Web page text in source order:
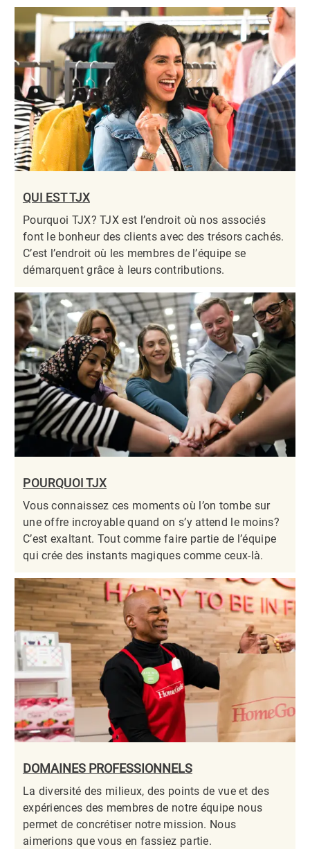
QUI EST TJX
Pourquoi TJX? TJX est l’endroit où nos associés
font le bonheur des clients avec des trésors cachés.
C’est l’endroit où les membres de l’équipe se
démarquent grâce à leurs contributions.​​​​​​​
POURQUOI TJX
Vous connaissez ces moments où l’on tombe sur
une offre incroyable quand on s’y attend le moins?
C’est exaltant. Tout comme faire partie de l’équipe
qui crée des instants magiques comme ceux-là.​​​​​​​
DOMAINES PROFESSIONNELS
La diversité des milieux, des points de vue et des
expériences des membres de notre équipe nous
permet de concrétiser notre mission. Nous
aimerions que vous en fassiez partie.​​​​​​​